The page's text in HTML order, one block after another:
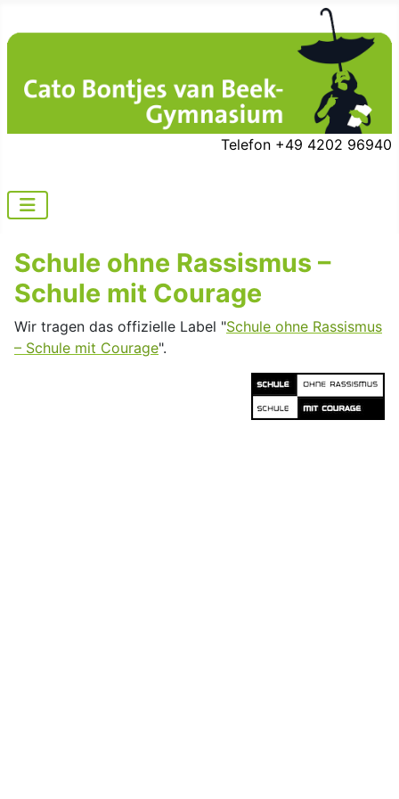
Telefon +49 4202 96940
Schule ohne Rassismus ­–
Schule mit Courage
Wir tragen das offizielle Label "Schule ohne Rassismus
­– Schule mit Courage".